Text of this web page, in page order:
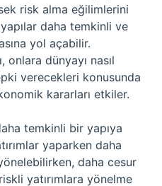
risk alma eğilimlerini
daha temkinli ve
yol açabilir.
onlara dünyayı nasıl
verecekleri konusunda
kararları etkiler.
temkinli bir yapıya
yaparken daha
daha cesur
yatırımlara yönelme